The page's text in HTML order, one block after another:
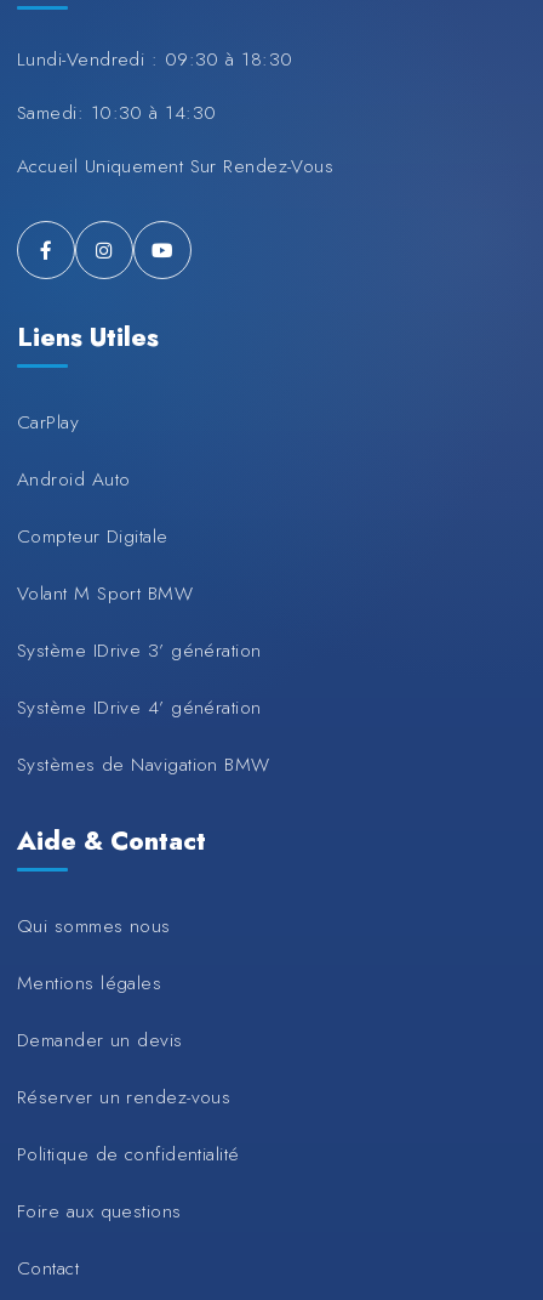
Lundi-Vendredi : 09:30 à 18:30
Samedi: 10:30 à 14:30
Accueil Uniquement Sur Rendez-Vous
Liens Utiles
CarPlay
Android Auto
Compteur Digitale
Volant M Sport BMW
Système IDrive 3’ génération
Système IDrive 4’ génération
Systèmes de Navigation BMW
Aide & Contact
Qui sommes nous
Mentions légales
Demander un devis
Réserver un rendez-vous
Politique de confidentialité
Foire aux questions
Contact